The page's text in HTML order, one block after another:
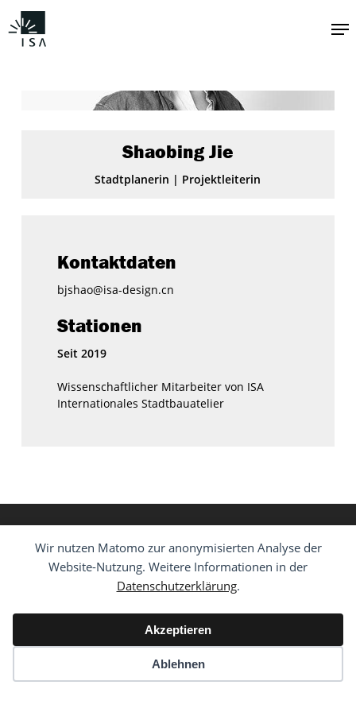
Wir nutzen Matomo zur anonymisierten Analyse der
Website-Nutzung. Weitere Informationen in der
Datenschutzerklärung.
Akzeptieren
Ablehnen
Zum
Hauptinhalt
springen
Shaobing Jie
Stadtplanerin | Projektleiterin
Kontaktdaten
bjshao@isa-design.cn
Stationen
Seit 2019
Wissenschaftlicher Mitarbeiter von ISA
Internationales Stadtbauatelier
© 2026 ISA - Internationales Stadtbauatelier.Impressum·
Datenschutzerklärung-Member of NYB Membership